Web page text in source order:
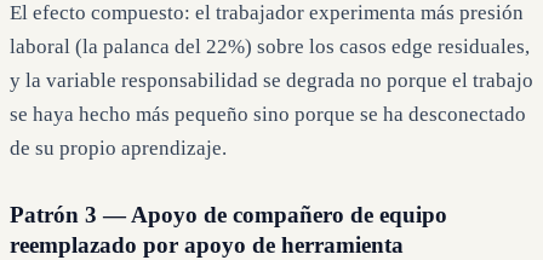
El efecto compuesto: el trabajador experimenta más presión
laboral (la palanca del 22%) sobre los casos edge residuales,
y la variable responsabilidad se degrada no porque el trabajo
se haya hecho más pequeño sino porque se ha desconectado
de su propio aprendizaje.
Patrón 3 — Apoyo de compañero de equipo
reemplazado por apoyo de herramienta